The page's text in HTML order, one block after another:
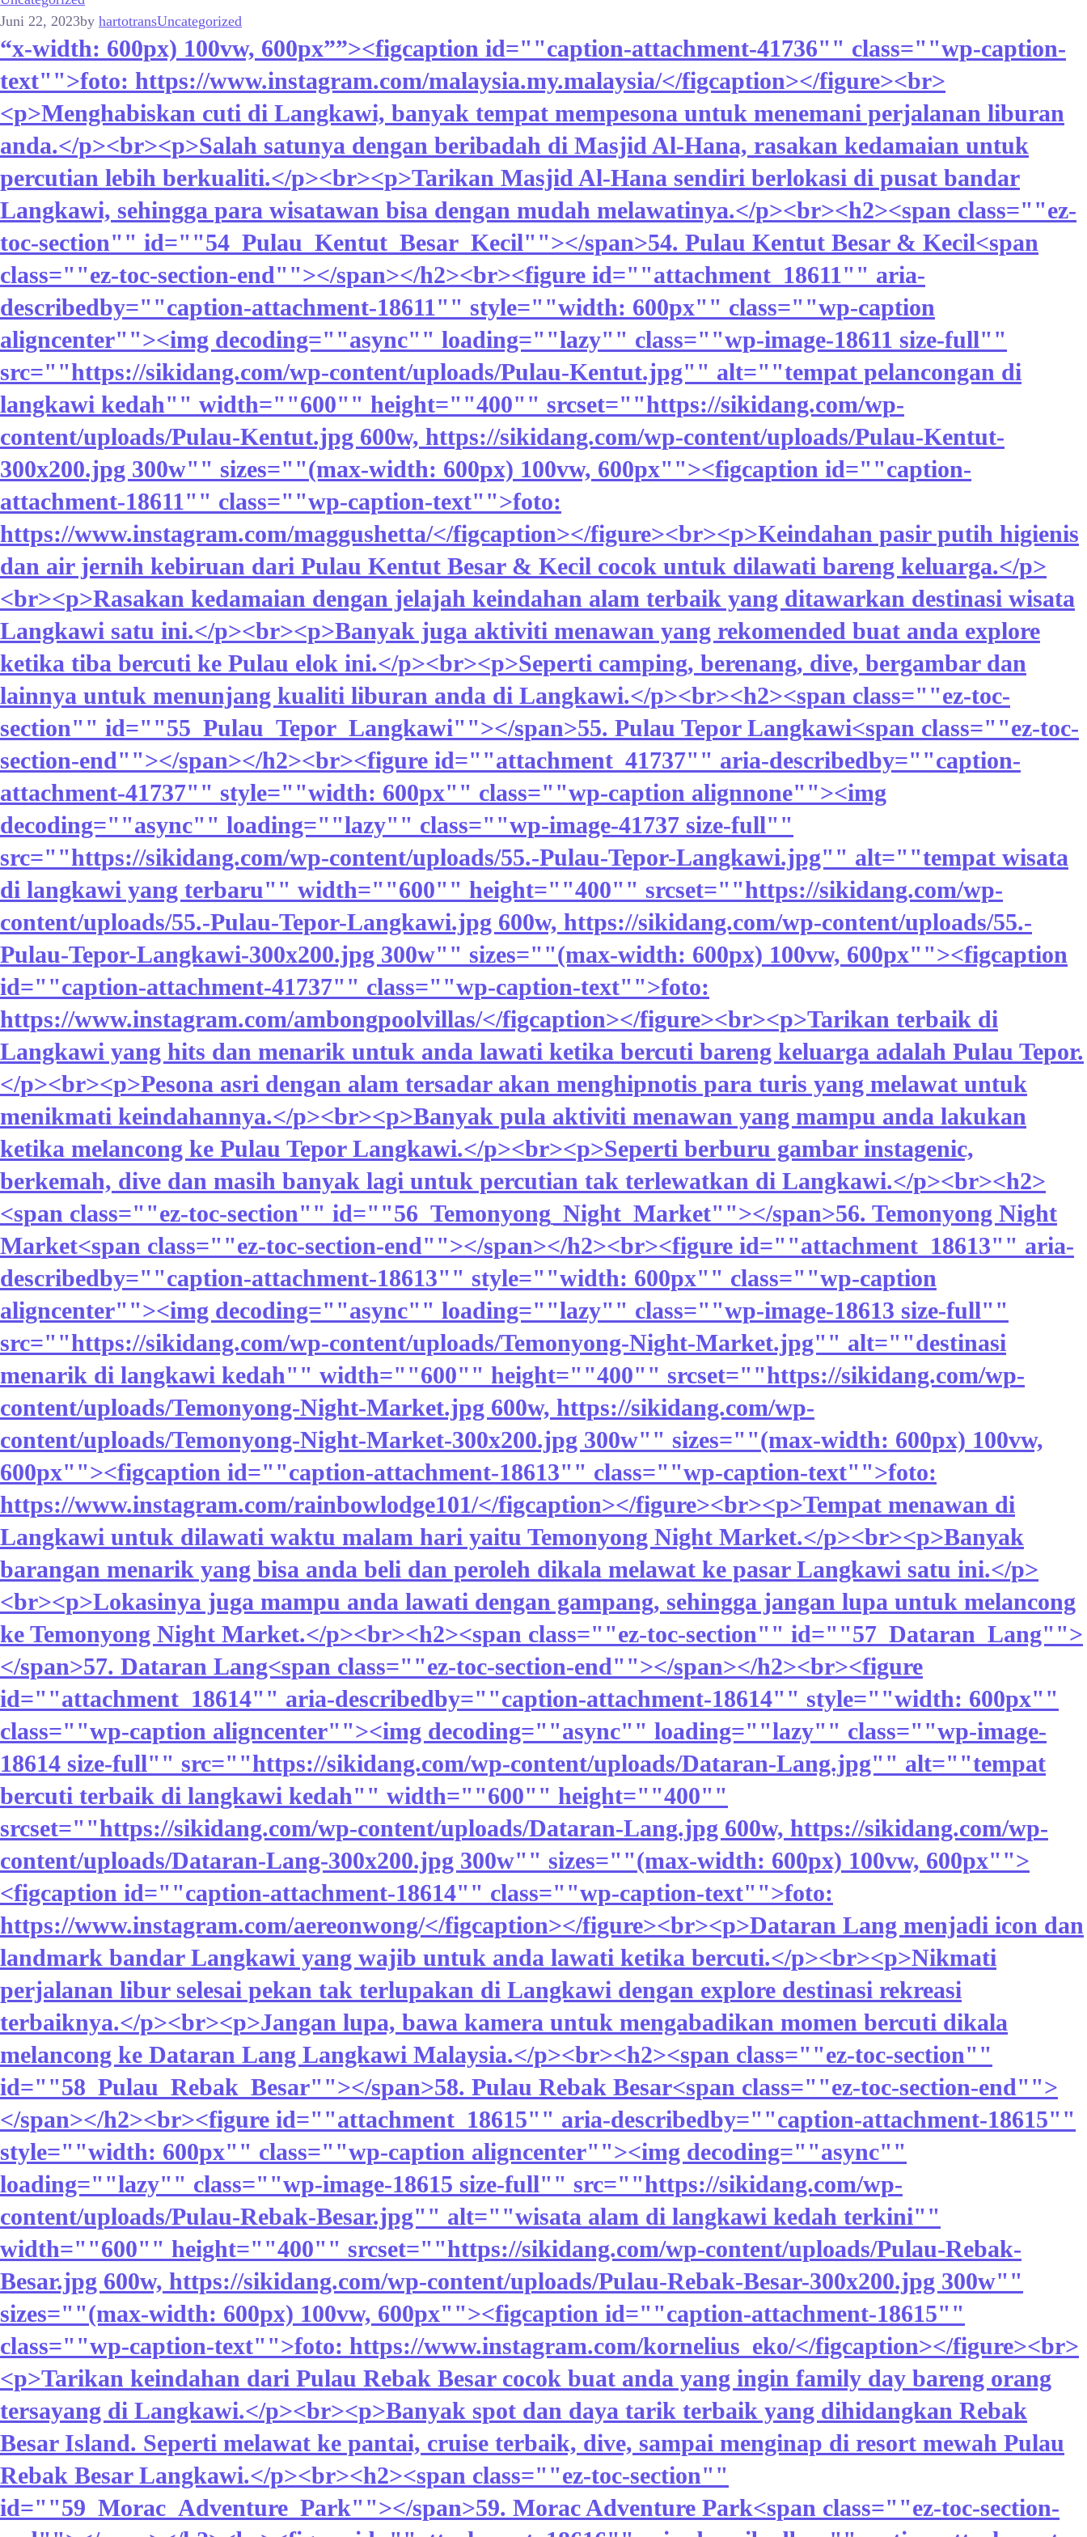
Juni 22, 2023by hartotransUncategorized
“x-width: 600px) 100vw, 600px””><figcaption id=""caption-attachment-41736"" class=""wp-caption-
text"">foto: https://www.instagram.com/malaysia.my.malaysia/</figcaption></figure><br>
<p>Menghabiskan cuti di Langkawi, banyak tempat mempesona untuk menemani perjalanan liburan
anda.</p><br><p>Salah satunya dengan beribadah di Masjid Al-Hana, rasakan kedamaian untuk
percutian lebih berkualiti.</p><br><p>Tarikan Masjid Al-Hana sendiri berlokasi di pusat bandar
Langkawi, sehingga para wisatawan bisa dengan mudah melawatinya.</p><br><h2><span class=""ez-
toc-section"" id=""54_Pulau_Kentut_Besar_Kecil""></span>54. Pulau Kentut Besar & Kecil<span
class=""ez-toc-section-end""></span></h2><br><figure id=""attachment_18611"" aria-
describedby=""caption-attachment-18611"" style=""width: 600px"" class=""wp-caption
aligncenter""><img decoding=""async"" loading=""lazy"" class=""wp-image-18611 size-full""
src=""https://sikidang.com/wp-content/uploads/Pulau-Kentut.jpg"" alt=""tempat pelancongan di
langkawi kedah"" width=""600"" height=""400"" srcset=""https://sikidang.com/wp-
content/uploads/Pulau-Kentut.jpg 600w, https://sikidang.com/wp-content/uploads/Pulau-Kentut-
300x200.jpg 300w"" sizes=""(max-width: 600px) 100vw, 600px""><figcaption id=""caption-
attachment-18611"" class=""wp-caption-text"">foto:
https://www.instagram.com/maggushetta/</figcaption></figure><br><p>Keindahan pasir putih higienis
dan air jernih kebiruan dari Pulau Kentut Besar & Kecil cocok untuk dilawati bareng keluarga.</p>
<br><p>Rasakan kedamaian dengan jelajah keindahan alam terbaik yang ditawarkan destinasi wisata
Langkawi satu ini.</p><br><p>Banyak juga aktiviti menawan yang rekomended buat anda explore
ketika tiba bercuti ke Pulau elok ini.</p><br><p>Seperti camping, berenang, dive, bergambar dan
lainnya untuk menunjang kualiti liburan anda di Langkawi.</p><br><h2><span class=""ez-toc-
section"" id=""55_Pulau_Tepor_Langkawi""></span>55. Pulau Tepor Langkawi<span class=""ez-toc-
section-end""></span></h2><br><figure id=""attachment_41737"" aria-describedby=""caption-
attachment-41737"" style=""width: 600px"" class=""wp-caption alignnone""><img
decoding=""async"" loading=""lazy"" class=""wp-image-41737 size-full""
src=""https://sikidang.com/wp-content/uploads/55.-Pulau-Tepor-Langkawi.jpg"" alt=""tempat wisata
di langkawi yang terbaru"" width=""600"" height=""400"" srcset=""https://sikidang.com/wp-
content/uploads/55.-Pulau-Tepor-Langkawi.jpg 600w, https://sikidang.com/wp-content/uploads/55.-
Pulau-Tepor-Langkawi-300x200.jpg 300w"" sizes=""(max-width: 600px) 100vw, 600px""><figcaption
id=""caption-attachment-41737"" class=""wp-caption-text"">foto:
https://www.instagram.com/ambongpoolvillas/</figcaption></figure><br><p>Tarikan terbaik di
Langkawi yang hits dan menarik untuk anda lawati ketika bercuti bareng keluarga adalah Pulau Tepor.
</p><br><p>Pesona asri dengan alam tersadar akan menghipnotis para turis yang melawat untuk
menikmati keindahannya.</p><br><p>Banyak pula aktiviti menawan yang mampu anda lakukan
ketika melancong ke Pulau Tepor Langkawi.</p><br><p>Seperti berburu gambar instagenic,
berkemah, dive dan masih banyak lagi untuk percutian tak terlewatkan di Langkawi.</p><br><h2>
<span class=""ez-toc-section"" id=""56_Temonyong_Night_Market""></span>56. Temonyong Night
Market<span class=""ez-toc-section-end""></span></h2><br><figure id=""attachment_18613"" aria-
describedby=""caption-attachment-18613"" style=""width: 600px"" class=""wp-caption
aligncenter""><img decoding=""async"" loading=""lazy"" class=""wp-image-18613 size-full""
src=""https://sikidang.com/wp-content/uploads/Temonyong-Night-Market.jpg"" alt=""destinasi
menarik di langkawi kedah"" width=""600"" height=""400"" srcset=""https://sikidang.com/wp-
content/uploads/Temonyong-Night-Market.jpg 600w, https://sikidang.com/wp-
content/uploads/Temonyong-Night-Market-300x200.jpg 300w"" sizes=""(max-width: 600px) 100vw,
600px""><figcaption id=""caption-attachment-18613"" class=""wp-caption-text"">foto:
https://www.instagram.com/rainbowlodge101/</figcaption></figure><br><p>Tempat menawan di
Langkawi untuk dilawati waktu malam hari yaitu Temonyong Night Market.</p><br><p>Banyak
barangan menarik yang bisa anda beli dan peroleh dikala melawat ke pasar Langkawi satu ini.</p>
<br><p>Lokasinya juga mampu anda lawati dengan gampang, sehingga jangan lupa untuk melancong
ke Temonyong Night Market.</p><br><h2><span class=""ez-toc-section"" id=""57_Dataran_Lang"">
</span>57. Dataran Lang<span class=""ez-toc-section-end""></span></h2><br><figure
id=""attachment_18614"" aria-describedby=""caption-attachment-18614"" style=""width: 600px""
class=""wp-caption aligncenter""><img decoding=""async"" loading=""lazy"" class=""wp-image-
18614 size-full"" src=""https://sikidang.com/wp-content/uploads/Dataran-Lang.jpg"" alt=""tempat
bercuti terbaik di langkawi kedah"" width=""600"" height=""400""
srcset=""https://sikidang.com/wp-content/uploads/Dataran-Lang.jpg 600w, https://sikidang.com/wp-
content/uploads/Dataran-Lang-300x200.jpg 300w"" sizes=""(max-width: 600px) 100vw, 600px"">
<figcaption id=""caption-attachment-18614"" class=""wp-caption-text"">foto:
https://www.instagram.com/aereonwong/</figcaption></figure><br><p>Dataran Lang menjadi icon dan
landmark bandar Langkawi yang wajib untuk anda lawati ketika bercuti.</p><br><p>Nikmati
perjalanan libur selesai pekan tak terlupakan di Langkawi dengan explore destinasi rekreasi
terbaiknya.</p><br><p>Jangan lupa, bawa kamera untuk mengabadikan momen bercuti dikala
melancong ke Dataran Lang Langkawi Malaysia.</p><br><h2><span class=""ez-toc-section""
id=""58_Pulau_Rebak_Besar""></span>58. Pulau Rebak Besar<span class=""ez-toc-section-end"">
</span></h2><br><figure id=""attachment_18615"" aria-describedby=""caption-attachment-18615""
style=""width: 600px"" class=""wp-caption aligncenter""><img decoding=""async""
loading=""lazy"" class=""wp-image-18615 size-full"" src=""https://sikidang.com/wp-
content/uploads/Pulau-Rebak-Besar.jpg"" alt=""wisata alam di langkawi kedah terkini""
width=""600"" height=""400"" srcset=""https://sikidang.com/wp-content/uploads/Pulau-Rebak-
Besar.jpg 600w, https://sikidang.com/wp-content/uploads/Pulau-Rebak-Besar-300x200.jpg 300w""
sizes=""(max-width: 600px) 100vw, 600px""><figcaption id=""caption-attachment-18615""
class=""wp-caption-text"">foto: https://www.instagram.com/kornelius_eko/</figcaption></figure><br>
<p>Tarikan keindahan dari Pulau Rebak Besar cocok buat anda yang ingin family day bareng orang
tersayang di Langkawi.</p><br><p>Banyak spot dan daya tarik terbaik yang dihidangkan Rebak
Besar Island. Seperti melawat ke pantai, cruise terbaik, dive, sampai menginap di resort mewah Pulau
Rebak Besar Langkawi.</p><br><h2><span class=""ez-toc-section""
id=""59_Morac_Adventure_Park""></span>59. Morac Adventure Park<span class=""ez-toc-section-